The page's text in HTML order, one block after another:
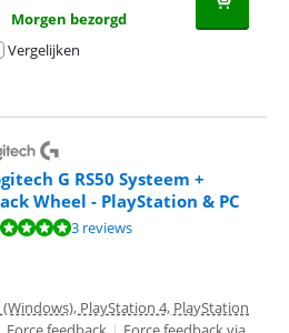
Morgen bezorgd
Vergelijken
G RS50 Systeem +
Wheel - PlayStation & PC
op 3 reviews.
3 reviews
(Windows), PlayStation 4, PlayStation